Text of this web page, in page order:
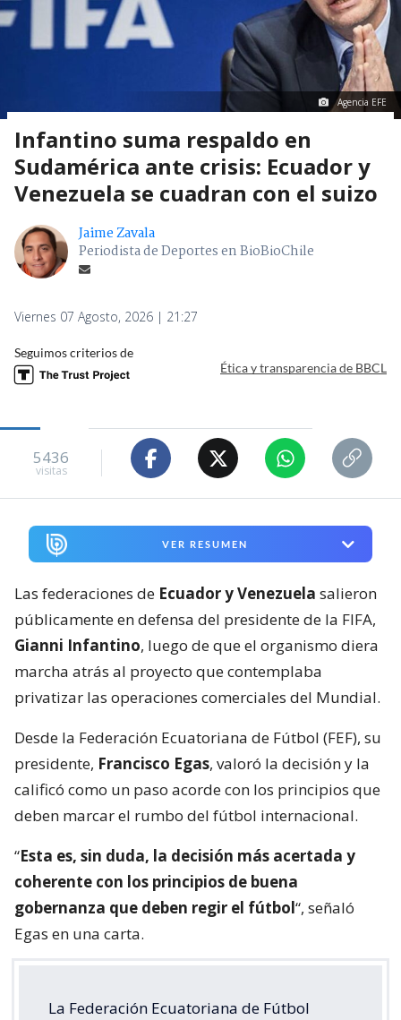
Agencia EFE
Infantino suma respaldo en
Sudamérica ante crisis: Ecuador y
Venezuela se cuadran con el suizo
Jaime Zavala
Periodista de Deportes en BioBioChile
Viernes 07 Agosto, 2026 | 21:27
Seguimos criterios de
Ética y transparencia de BBCL
5436
visitas
VER RESUMEN
Las federaciones de Ecuador y Venezuela salieron
públicamente en defensa del presidente de la FIFA,
Gianni Infantino, luego de que el organismo diera
marcha atrás al proyecto que contemplaba
privatizar las operaciones comerciales del Mundial.
Desde la Federación Ecuatoriana de Fútbol (FEF), su
presidente, Francisco Egas, valoró la decisión y la
calificó como un paso acorde con los principios que
deben marcar el rumbo del fútbol internacional.
“Esta es, sin duda, la decisión más acertada y
coherente con los principios de buena
gobernanza que deben regir el fútbol“, señaló
Egas en una carta.
La Federación Ecuatoriana de Fútbol